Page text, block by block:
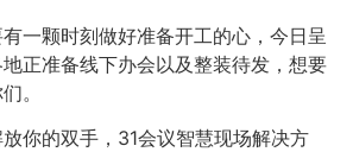
一颗时刻做好准备开工的心，今日呈
地正准备线下办会以及整装待发，想要
。
你的双手，31会议智慧现场解决方